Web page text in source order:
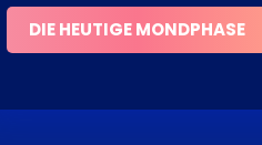
DIE HEUTIGE MONDPHASE